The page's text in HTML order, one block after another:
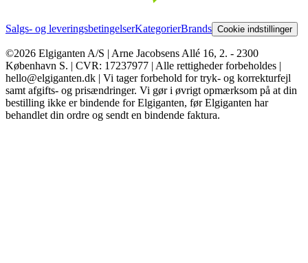
Salgs- og leveringsbetingelserKategorierBrands Cookie indstillinger
©2026 Elgiganten A/S | Arne Jacobsens Allé 16, 2. - 2300
København S. | CVR: 17237977 | Alle rettigheder forbeholdes |
hello@elgiganten.dk | Vi tager forbehold for tryk- og korrekturfejl
samt afgifts- og prisændringer. Vi gør i øvrigt opmærksom på at din
bestilling ikke er bindende for Elgiganten, før Elgiganten har
behandlet din ordre og sendt en bindende faktura.